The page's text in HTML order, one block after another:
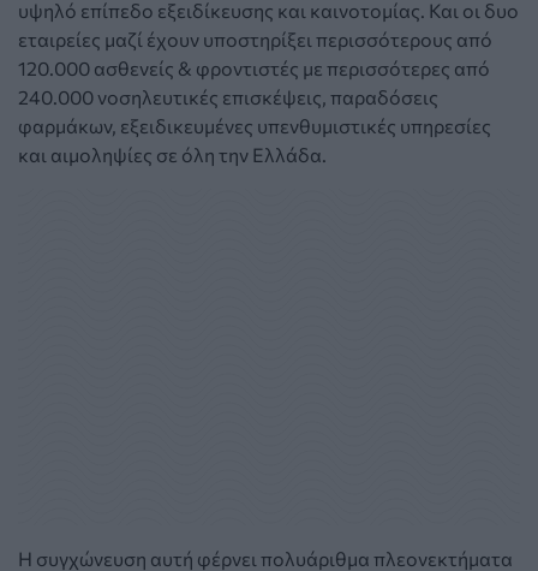
υψηλό επίπεδο εξειδίκευσης και καινοτομίας. Και οι δυο
εταιρείες μαζί έχουν υποστηρίξει περισσότερους από
120.000 ασθενείς & φροντιστές με περισσότερες από
240.000 νοσηλευτικές επισκέψεις, παραδόσεις
φαρμάκων, εξειδικευμένες υπενθυμιστικές υπηρεσίες
και αιμοληψίες σε όλη την Ελλάδα.
Η συγχώνευση αυτή φέρνει πολυάριθμα πλεονεκτήματα